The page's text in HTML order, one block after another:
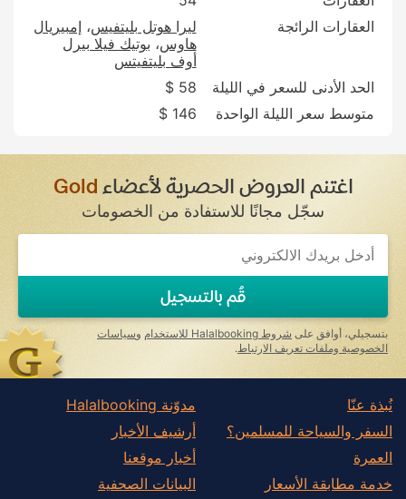
العقارات الرائجة
ليرا هوتل بليتفيس إمبيريال
هاوس بوتيك فيلا بيرل
أوف بليتفيتس
الحد الأدنى للسعر في الليلة
58 $
متوسط سعر الليلة الواحدة
146 $
اغتنم العروض الحصرية لأعضاءGold
سجّل مجانًا للاستفادة من الخصومات
قُم بالتسجيل
بتسجيلي، أوافق على شروط Halalbooking للاستخدام وسياسات
الخصوصية وملفات تعريف الارتباط .
نُبذة عنّا
السفر والسياحة للمسلمين؟
العمرة
خدمة مطابقة الأسعار
مدوّنة Halalbooking
أرشيف الأخبار
أخبار موقعنا
البيانات الصحفية